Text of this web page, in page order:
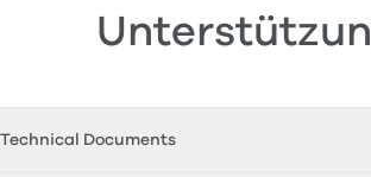
Technical Documents